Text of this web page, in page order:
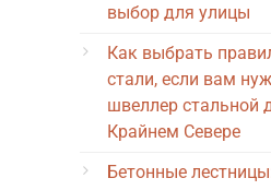
выбор для улицы
Как выбрать
стали, если вам
швеллер стальной
Крайнем Севере
Бетонные